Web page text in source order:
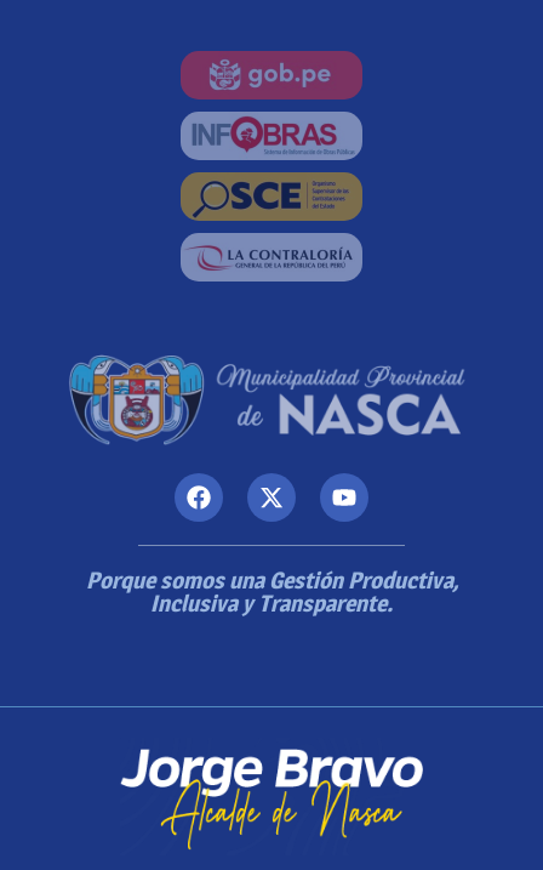
Porque somos una Gestión Productiva,
Inclusiva y Transparente.